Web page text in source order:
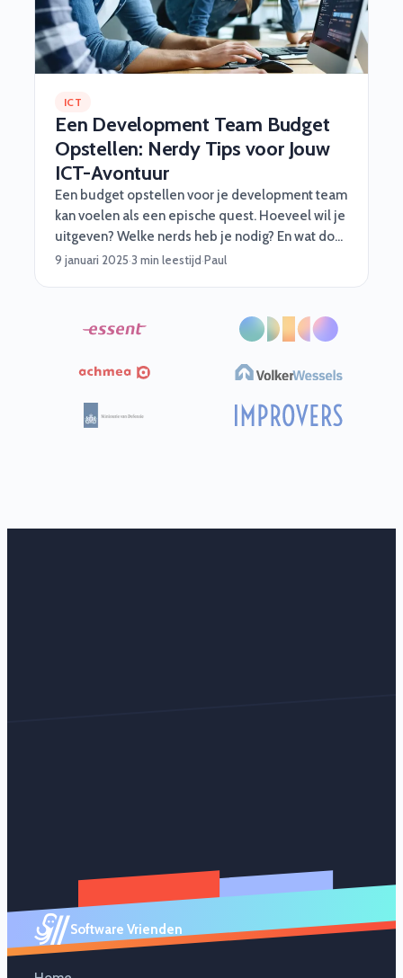
ICT
Een Development Team Budget
Opstellen: Nerdy Tips voor Jouw
ICT-Avontuur
Een budget opstellen voor je development team
kan voelen als een epische quest. Hoeveel wil je
uitgeven? Welke nerds heb je nodig? En wat doe
je als een onverwachte draak – of bug – opduikt?
project soepel te laten verlopen. Of je nu een
medior developer, een functioneel beheerder,
of een cyber security specialist nodig hebt, met
een goed budget ben je al halverwege. 🎮Stap 1:
Begin met je missie (de projectdoelen)
9 januari 2025·3 min leestijd·Paul
Software Vrienden